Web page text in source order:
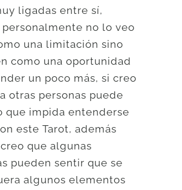
ligadas entre sí,
personalmente no lo veo
una limitación sino
como una oportunidad
un poco más, si creo
otras personas puede
que impida entenderse
este Tarot, además
que algunas
pueden sentir que se
algunos elementos